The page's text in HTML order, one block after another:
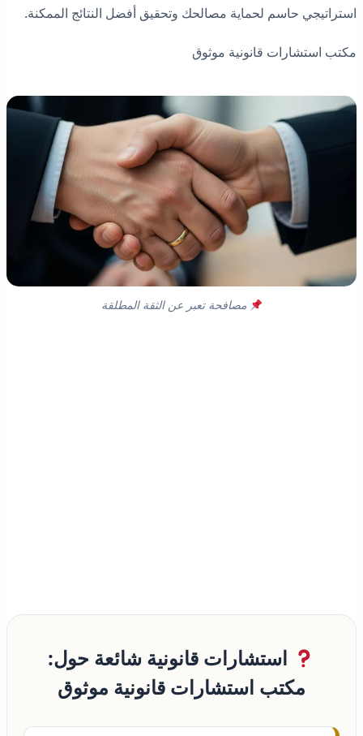
استراتيجي حاسم لحماية مصالحك وتحقيق أفضل النتائج الممكنة.
مكتب استشارات قانونية موثوق
مصافحة تعبر عن الثقة المطلقة
استشارات قانونية شائعة حول:
مكتب استشارات قانونية موثوق